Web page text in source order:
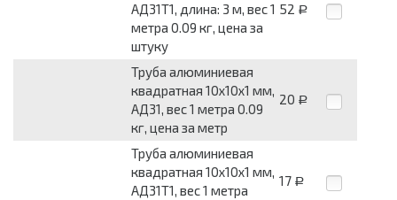
АД31Т1, длина: 3 м, вес 1
метра 0.09 кг, цена за
штуку
52 Р
Труба алюминиевая
квадратная 10x10x1 мм,
АД31, вес 1 метра 0.09
кг, цена за метр
20 Р
Труба алюминиевая
квадратная 10x10x1 мм,
АД31Т1, вес 1 метра
17 Р